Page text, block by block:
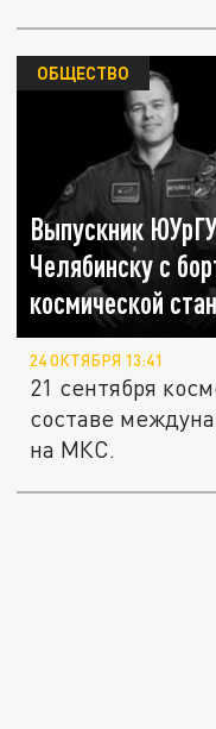
Выпускник
Челябинску с
космической
ОБЩЕСТВО
24 ОКТЯБРЯ 13:41
21 сентября
составе
на МКС.